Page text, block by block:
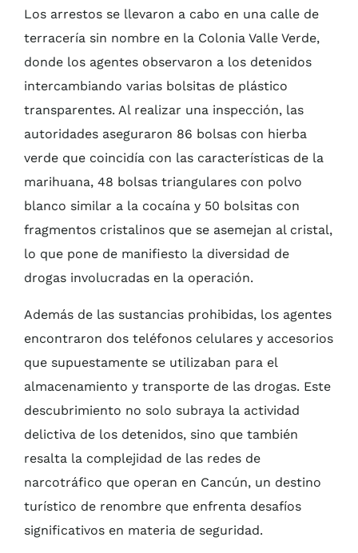
Los arrestos se llevaron a cabo en una calle de
terracería sin nombre en la Colonia Valle Verde,
donde los agentes observaron a los detenidos
intercambiando varias bolsitas de plástico
transparentes. Al realizar una inspección, las
autoridades aseguraron 86 bolsas con hierba
verde que coincidía con las características de la
marihuana, 48 bolsas triangulares con polvo
blanco similar a la cocaína y 50 bolsitas con
fragmentos cristalinos que se asemejan al cristal,
lo que pone de manifiesto la diversidad de
drogas involucradas en la operación.
Además de las sustancias prohibidas, los agentes
encontraron dos teléfonos celulares y accesorios
que supuestamente se utilizaban para el
almacenamiento y transporte de las drogas. Este
descubrimiento no solo subraya la actividad
delictiva de los detenidos, sino que también
resalta la complejidad de las redes de
narcotráfico que operan en Cancún, un destino
turístico de renombre que enfrenta desafíos
significativos en materia de seguridad.